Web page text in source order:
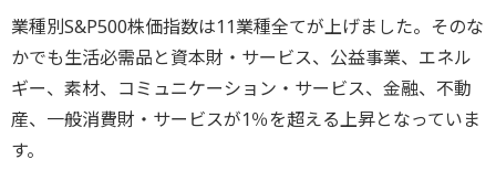
業種別S&P500株価指数は11業種全てが上げました。そのな
かでも生活必需品と資本財・サービス、公益事業、エネル
ギー、素材、コミュニケーション・サービス、金融、不動
産、一般消費財・サービスが1％を超える上昇となっていま
す。